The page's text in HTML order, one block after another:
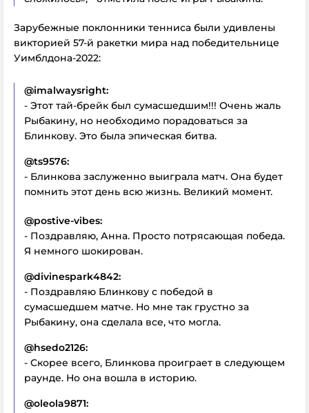
Зарубежные поклонники тенниса были удивлены
викторией 57-й ракетки мира над победительнице
Уимблдона-2022:
@imalwaysright:
- Этот тай-брейк был сумасшедшим!!! Очень жаль
Рыбакину, но необходимо порадоваться за
Блинкову. Это была эпическая битва.
@ts9576:
- Блинкова заслуженно выиграла матч. Она будет
помнить этот день всю жизнь. Великий момент.
@postive-vibes:
- Поздравляю, Анна. Просто потрясающая победа.
Я немного шокирован.
@divinespark4842:
- Поздравляю Блинкову с победой в
сумасшедшем матче. Но мне так грустно за
Рыбакину, она сделала все, что могла.
@hsedo2126:
- Скорее всего, Блинкова проиграет в следующем
раунде. Но она вошла в историю.
@oleola9871: